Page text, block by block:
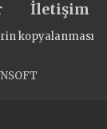
İletişim
kopyalanması